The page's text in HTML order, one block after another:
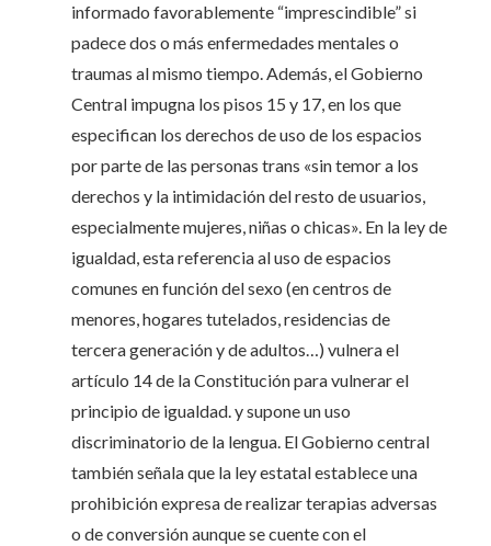
informado favorablemente “imprescindible” si
padece dos o más enfermedades mentales o
traumas al mismo tiempo. Además, el Gobierno
Central impugna los pisos 15 y 17, en los que
especifican los derechos de uso de los espacios
por parte de las personas trans «sin temor a los
derechos y la intimidación del resto de usuarios,
especialmente mujeres, niñas o chicas». En la ley de
igualdad, esta referencia al uso de espacios
comunes en función del sexo (en centros de
menores, hogares tutelados, residencias de
tercera generación y de adultos…) vulnera el
artículo 14 de la Constitución para vulnerar el
principio de igualdad. y supone un uso
discriminatorio de la lengua. El Gobierno central
también señala que la ley estatal establece una
prohibición expresa de realizar terapias adversas
o de conversión aunque se cuente con el